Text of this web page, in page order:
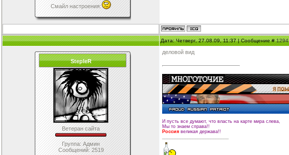
Смайл настроения:
Дата: Четверг, 27.08.09, 11:37 | Сообщение #1294
StepleR
Ветеран сайта
Группа: Админ
Сообщений:2519
деловой вид
И пусть все думают, что власть на карте мира слева,
Мы то знаем справа!!
Россия великая держава!!